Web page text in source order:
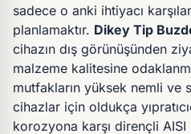
sadece o anki ihtiyacı
planlamaktır. Dikey Tip
cihazın dış görünüşünden
malzeme kalitesine
mutfakların yüksek nemli ve
cihazlar için oldukça
korozyona karşı dirençli